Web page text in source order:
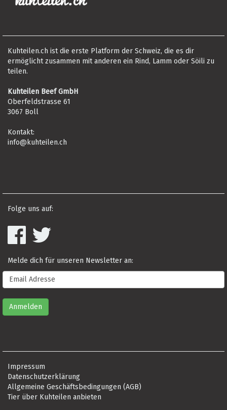
Kuhteilen.ch ist die erste Platform der Schweiz, die es dir
ermöglicht zusammen mit anderen ein Rind, Lamm oder Söili zu
teilen.
Kuhteilen Beef GmbH
Oberfeldstrasse 61
3067 Boll
Kontakt:
info@kuhteilen.ch
Folge uns auf:
Melde dich für unseren Newsletter an:
Impressum
Datenschutzerklärung
Allgemeine Geschäftsbedingungen (AGB)
Tier über Kuhteilen anbieten